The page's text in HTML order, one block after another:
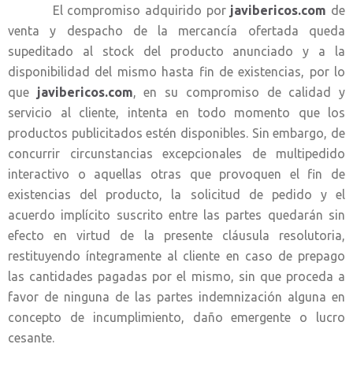
El compromiso adquirido por javibericos.com de
venta y despacho de la mercancía ofertada queda
supeditado al stock del producto anunciado y a la
disponibilidad del mismo hasta fin de existencias, por lo
que javibericos.com, en su compromiso de calidad y
servicio al cliente, intenta en todo momento que los
productos publicitados estén disponibles. Sin embargo, de
concurrir circunstancias excepcionales de multipedido
interactivo o aquellas otras que provoquen el fin de
existencias del producto, la solicitud de pedido y el
acuerdo implícito suscrito entre las partes quedarán sin
efecto en virtud de la presente cláusula resolutoria,
restituyendo íntegramente al cliente en caso de prepago
las cantidades pagadas por el mismo, sin que proceda a
favor de ninguna de las partes indemnización alguna en
concepto de incumplimiento, daño emergente o lucro
cesante.